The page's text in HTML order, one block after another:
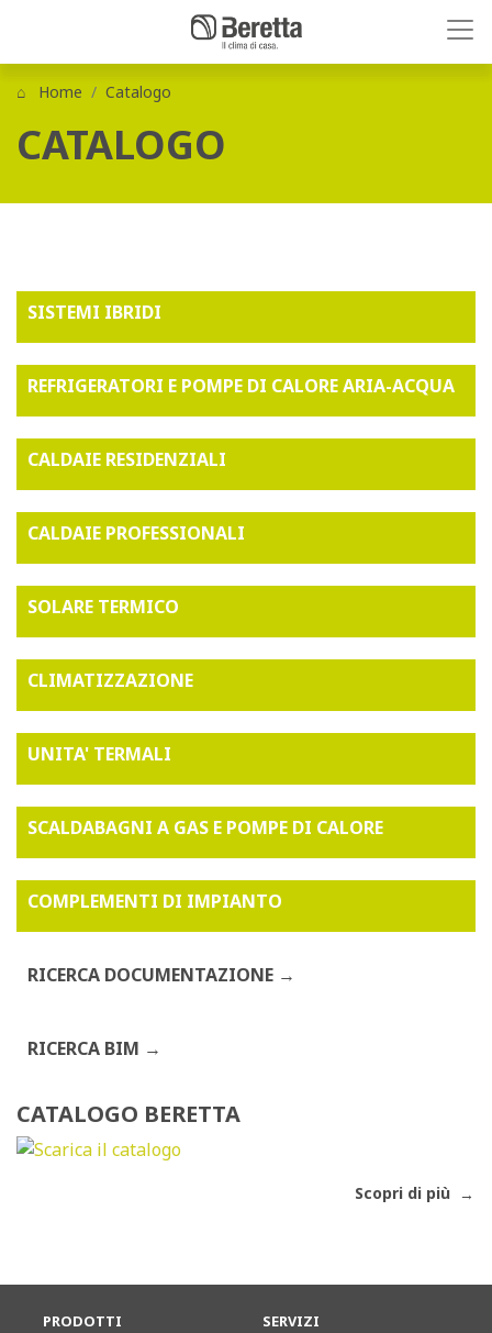
Home Catalogo
CATALOGO
SISTEMI IBRIDI
REFRIGERATORI E POMPE DI CALORE ARIA-ACQUA
CALDAIE RESIDENZIALI
CALDAIE PROFESSIONALI
SOLARE TERMICO
CLIMATIZZAZIONE
UNITA' TERMALI
SCALDABAGNI A GAS E POMPE DI CALORE
COMPLEMENTI DI IMPIANTO
RICERCA DOCUMENTAZIONE
RICERCA BIM
CATALOGO BERETTA
Scopri di più
PRODOTTI SERVIZI